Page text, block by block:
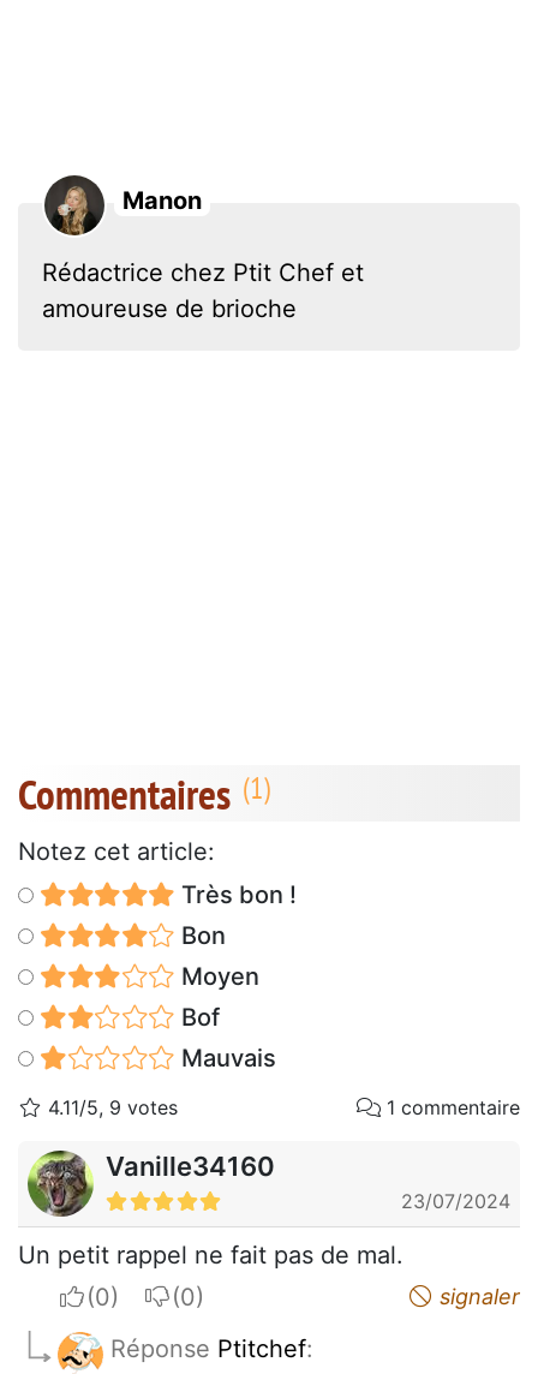
Manon
Rédactrice chez Ptit Chef et
amoureuse de brioche
Commentaires
Notez cet article:
Très bon !
Bon
Moyen
Bof
Mauvais
4.11/5, 9 votes 1 commentaire
Vanille34160
23/07/2024
Un petit rappel ne fait pas de mal.
I apreciateI do not appreciate signaler
Réponse Ptitchef: